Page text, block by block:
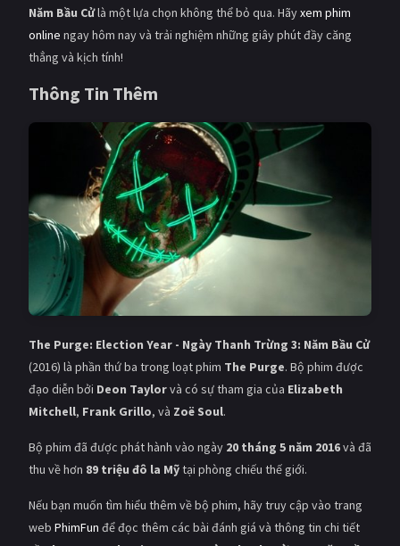
Năm Bầu Cửlà một lựa chọn không thể bỏ qua. Hãyxem phim
online ngay hôm nay và trải nghiệm những giây phút đầy căng
thẳng và kịch tính!
Thông Tin Thêm
The Purge: Election Year - Ngày Thanh Trừng 3: Năm Bầu Cử
(2016) là phần thứ ba trong loạt phim The Purge. Bộ phim được
đạo diễn bởi Deon Taylorvà có sự tham gia của Elizabeth
Mitchell, Frank Grillo, và Zoë Soul.
Bộ phim đã được phát hành vào ngày 20 tháng 5 năm 2016và đã
thu về hơn 89 triệu đô la Mỹtại phòng chiếu thế giới.
Nếu bạn muốn tìm hiểu thêm về bộ phim, hãy truy cập vào trang
web PhimFun để đọc thêm các bài đánh giá và thông tin chi tiết